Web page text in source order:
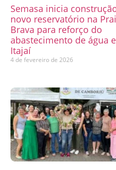
Semasa inicia
novo reservatório na
Brava para reforço do
abastecimento de água
Itajaí
4 de fevereiro de 2026